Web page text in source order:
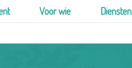
Voor wie Diensten